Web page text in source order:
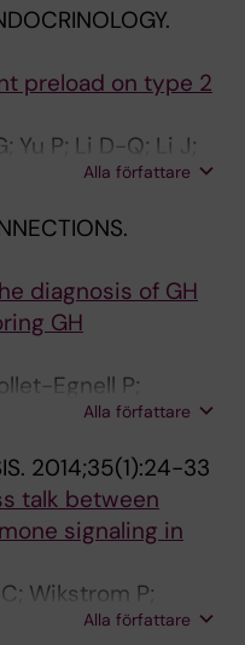
preload on type 2
Yu P; Li D-Q; Li J;
Alla författare
diagnosis of GH
GH
Egnell P;
Alla författare
2014;35(1):24-33
talk between
signaling in
Wikstrom P;
Seipel A; Danneman
Alla författare